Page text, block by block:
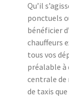
Qu’il
ponctuels
bénéficier
chauffeurs
tous vos
préalable à
centrale de
de taxis